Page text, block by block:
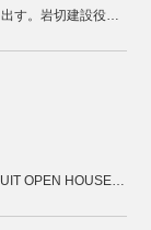
即内定。その日のうちに答えを出す。岩切建設役員面接
【中途向け・経験不問】RECRUIT OPEN HOUSE開催！木の香の家の家づくりを体感しませんか。